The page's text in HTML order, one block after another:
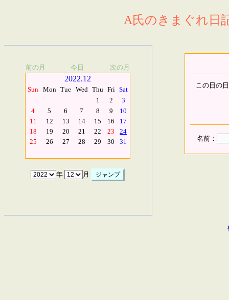
A氏のきまぐれ日
前の月 今日 次の月
2022.12
Sun Mon Tue Wed Thu Fri Sat
1
2
3
4
5 6 7 8 9
10
11
12 13 14 15 16
17
18
19 20 21 22 23
24
25
26 27 28 29 30 31
年 月
この日の
名前：